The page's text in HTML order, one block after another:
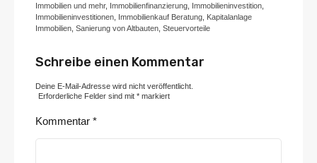
Immobilien und mehr, Immobilienfinanzierung Immobilieninvestition
Immobilieninvestitionen Immobilienkauf Beratung Kapitalanlage
Immobilien Sanierung von Altbauten Steuervorteile
Schreibe einen Kommentar
Deine E-Mail-Adresse wird nicht veröffentlicht.
Erforderliche Felder sind mit * markiert
Kommentar *